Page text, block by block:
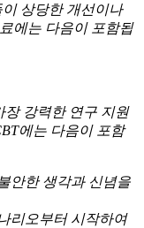
상당한 개선이나
에는 다음이 포함됩
장 강력한 연구 지원
에는 다음이 포함
안한 생각과 신념을
리오부터 시작하여